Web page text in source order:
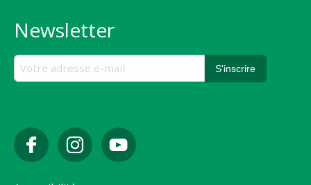
Newsletter